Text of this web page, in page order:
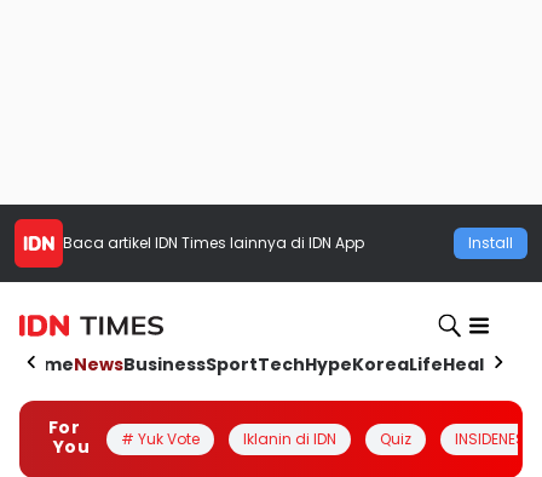
Baca artikel IDN Times lainnya di IDN App Install
HomeNewsBusinessSportTechHypeKoreaLifeHealth
For
You
# Yuk Vote Iklanin di IDN Quiz INSIDENESIA